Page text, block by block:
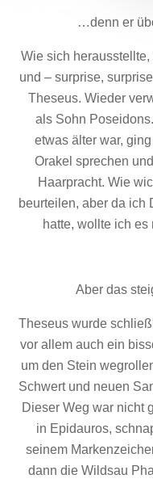
…denn er
Wie sich
und – surprise,
Theseus. Wieder
als Sohn
etwas älter war,
Orakel sprechen
Haarpracht. Wie
beurteilen, aber da ich
hatte, wollte ich
Aber das
Theseus wurde
vor allem auch ein
um den Stein
Schwert und neuen
Dieser Weg war nicht
in Epidauros,
seinem
dann die Wildsau